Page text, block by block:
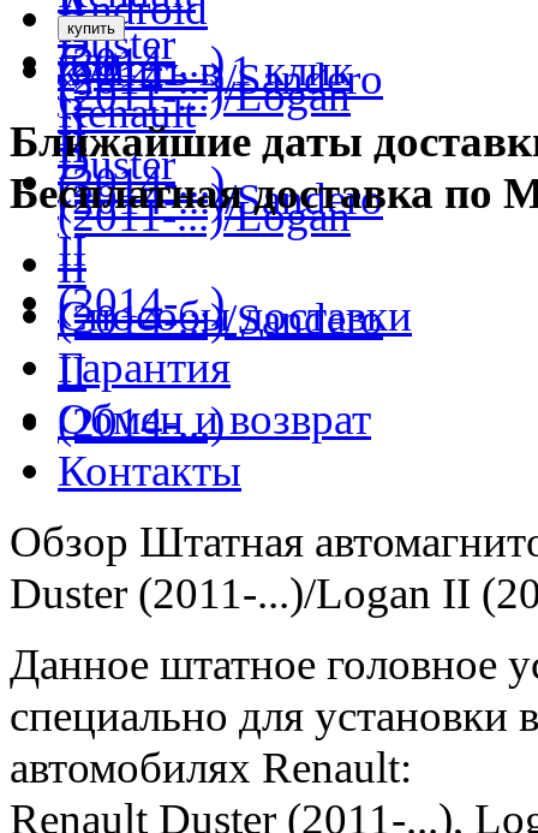
купить в 1 клик
Ближайшие даты
Бесплатная доставка по
Способы доставки
Гарантия
Обмен и возврат
Контакты
Обзор Штатная
Duster (2011-...)/Logan II
Данное штатное головное
специально для
автомобилях Renault:
Renault Duster (2011-...),